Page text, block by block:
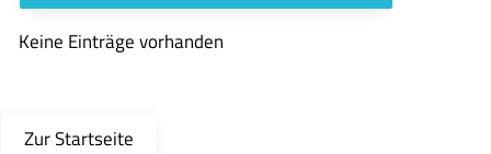
Keine Einträge vorhanden
Zur Startseite